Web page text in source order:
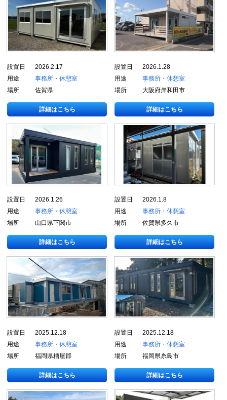
設置日
2026.2.17
用途
事務所・休憩室
場所
佐賀県
詳細はこちら
設置日
2026.1.28
用途
事務所・休憩室
場所
大阪府岸和田市
詳細はこちら
設置日
2026.1.26
用途
事務所・休憩室
場所
山口県下関市
詳細はこちら
設置日
2026.1.8
用途
事務所・休憩室
場所
佐賀県多久市
詳細はこちら
設置日
2025.12.18
用途
事務所・休憩室
場所
福岡県糟屋郡
詳細はこちら
設置日
2025.12.18
用途
事務所・休憩室
場所
福岡県糸島市
詳細はこちら